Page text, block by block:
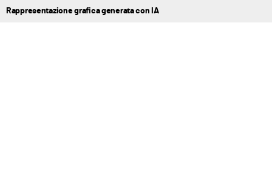
Rappresentazione grafica generata con IA